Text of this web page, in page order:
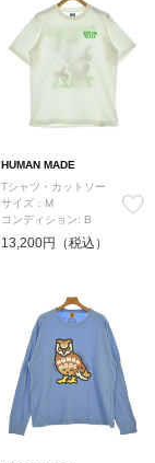
HUMAN MADE
Tシャツ・カットソー
サイズ：M
コンディション: B
13,200円（税込）